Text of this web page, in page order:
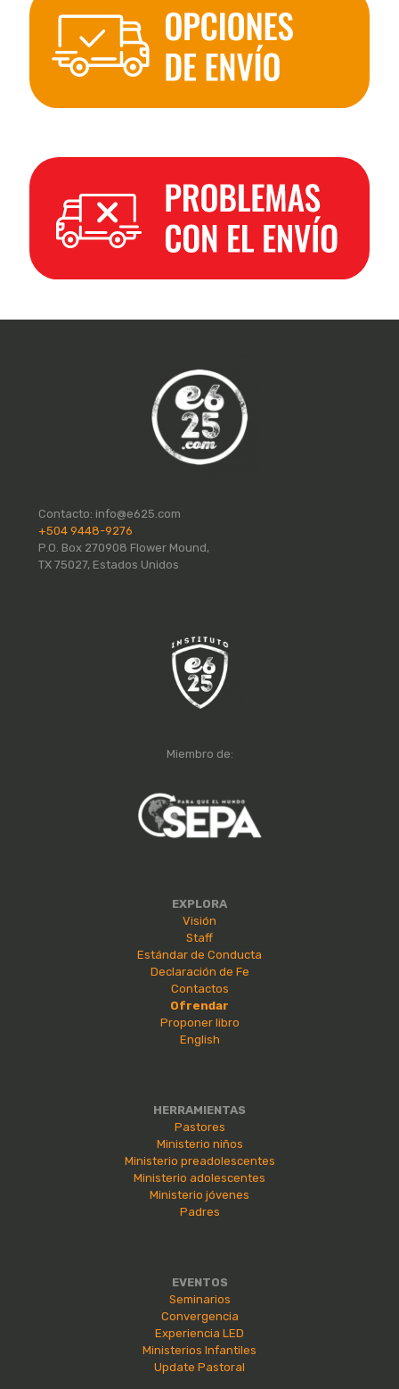
Contacto: info@e625.com
+504 9448-9276
P.O. Box 270908 Flower Mound,
TX 75027, Estados Unidos
Miembro de:
EXPLORA
Visión
Staff
Estándar de Conducta
Declaración de Fe
Contactos
Ofrendar
Proponer libro
English
HERRAMIENTAS
Pastores
Ministerio niños
Ministerio preadolescentes
Ministerio adolescentes
Ministerio jóvenes
Padres
EVENTOS
Seminarios
Convergencia
Experiencia LED
Ministerios Infantiles
Update Pastoral